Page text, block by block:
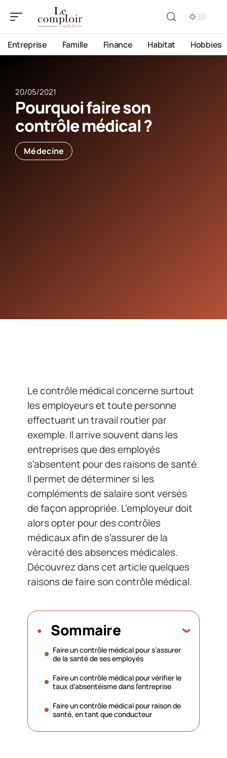
Entreprise Famille Finance Habitat Hobbies
20/05/2021
Pourquoi faire son
contrôle médical ?
Médecine
Le contrôle médical concerne surtout
les employeurs et toute personne
effectuant un travail routier par
exemple. Il arrive souvent dans les
entreprises que des employés
s’absentent pour des raisons de santé.
Il permet de déterminer si les
compléments de salaire sont versés
de façon appropriée. L’employeur doit
alors opter pour des contrôles
médicaux afin de s’assurer de la
véracité des absences médicales.
Découvrez dans cet article quelques
raisons de faire son contrôle médical.
Sommaire
Faire un contrôle médical pour s’assurer
de la santé de ses employés
Faire un contrôle médical pour vérifier le
taux d’absentéisme dans l’entreprise
Faire un contrôle médical pour raison de
santé, en tant que conducteur